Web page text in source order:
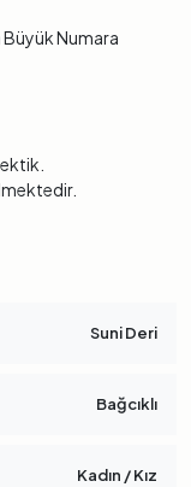
Büyük Numara
Suni Deri
Bağcıklı
Kadın / Kız